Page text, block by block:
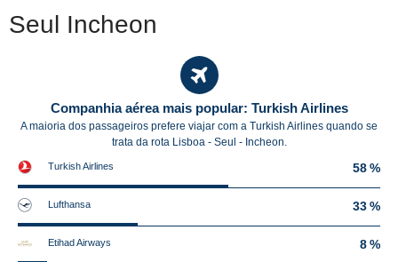
Seul Incheon
Companhia aérea mais popular: Turkish Airlines
A maioria dos passageiros prefere viajar com a Turkish Airlines quando se
trata da rota Lisboa - Seul - Incheon.
Turkish Airlines 58 %
Lufthansa 33 %
Etihad Airways 8 %